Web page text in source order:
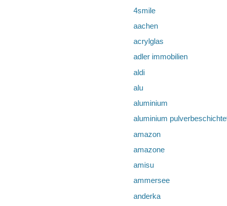
4smile
aachen
acrylglas
adler immobilien
aldi
alu
aluminium
aluminium
amazon
amazone
amisu
ammersee
anderka